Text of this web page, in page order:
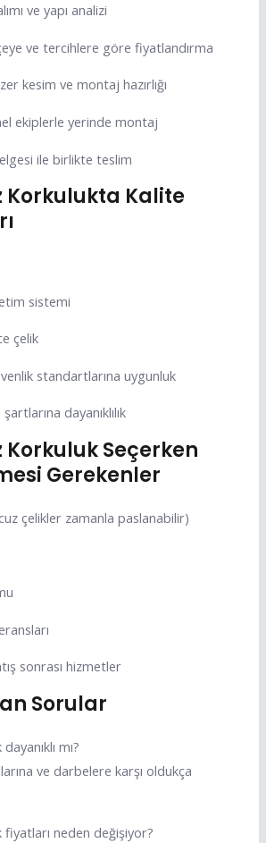
ve yapı analizi
ve tercihlere göre fiyatlandırma
kesim ve montaj hazırlığı
ekiplerle yerinde montaj
ile birlikte teslim
Korkulukta Kalite
sistemi
çelik
standartlarına uygunluk
dayanıklılık
Seçerken
Gerekenler
çelikler zamanla paslanabilir)
sonrası hizmetler
Sorular
mı?
ve darbelere karşı oldukça
neden değişiyor?